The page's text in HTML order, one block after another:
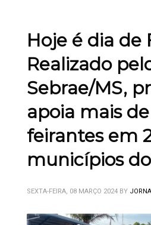
Hoje é dia de
Realizado
Sebrae/MS,
apoia mais
feirantes em
municípios
SEXTA-FEIRA, 08 MARÇO 2024 BY